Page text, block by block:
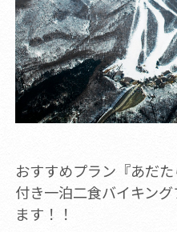
おすすめプラン『あだ
付き一泊二食バイキン
ます！！